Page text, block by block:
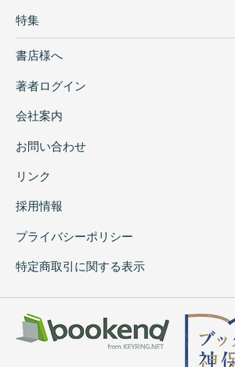
特集
書店様へ
著者ログイン
会社案内
お問い合わせ
リンク
採用情報
プライバシーポリシー
特定商取引に関する表示